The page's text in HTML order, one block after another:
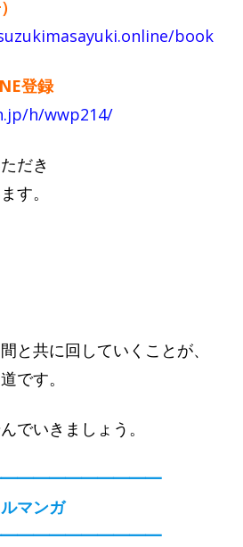
book
登録
h/wwp214/
だき
す。
と共に回していくことが、
です。
でいきましょう。
マンガ